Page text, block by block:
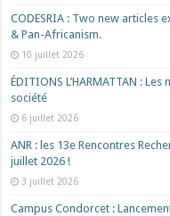
CODESRIA : Two new articles
& Pan-Africanism.
10 juillet 2026
ÉDITIONS L’HARMATTAN :
société
6 juillet 2026
ANR : les 13e Rencontres
juillet 2026 !
3 juillet 2026
Campus Condorcet :